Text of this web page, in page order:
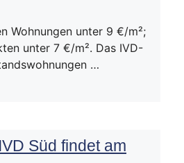
Wohnungen unter 9 €/m²;
unter 7 €/m². Das IVD-
…
Süd findet am